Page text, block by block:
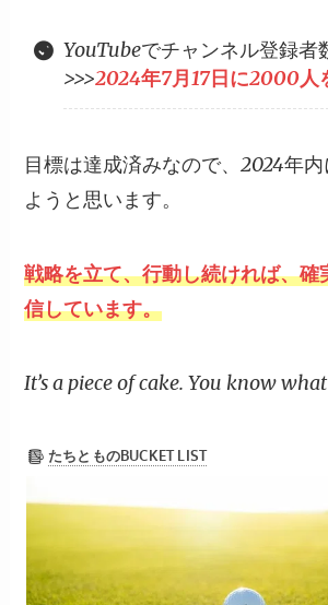
YouTubeでチャンネル登録
>>>2024年7月17日に2000人
目標は達成済みなので、2024年
ようと思います。
戦略を立て、行動し続ければ、確
信しています。
It’s a piece of cake. You know